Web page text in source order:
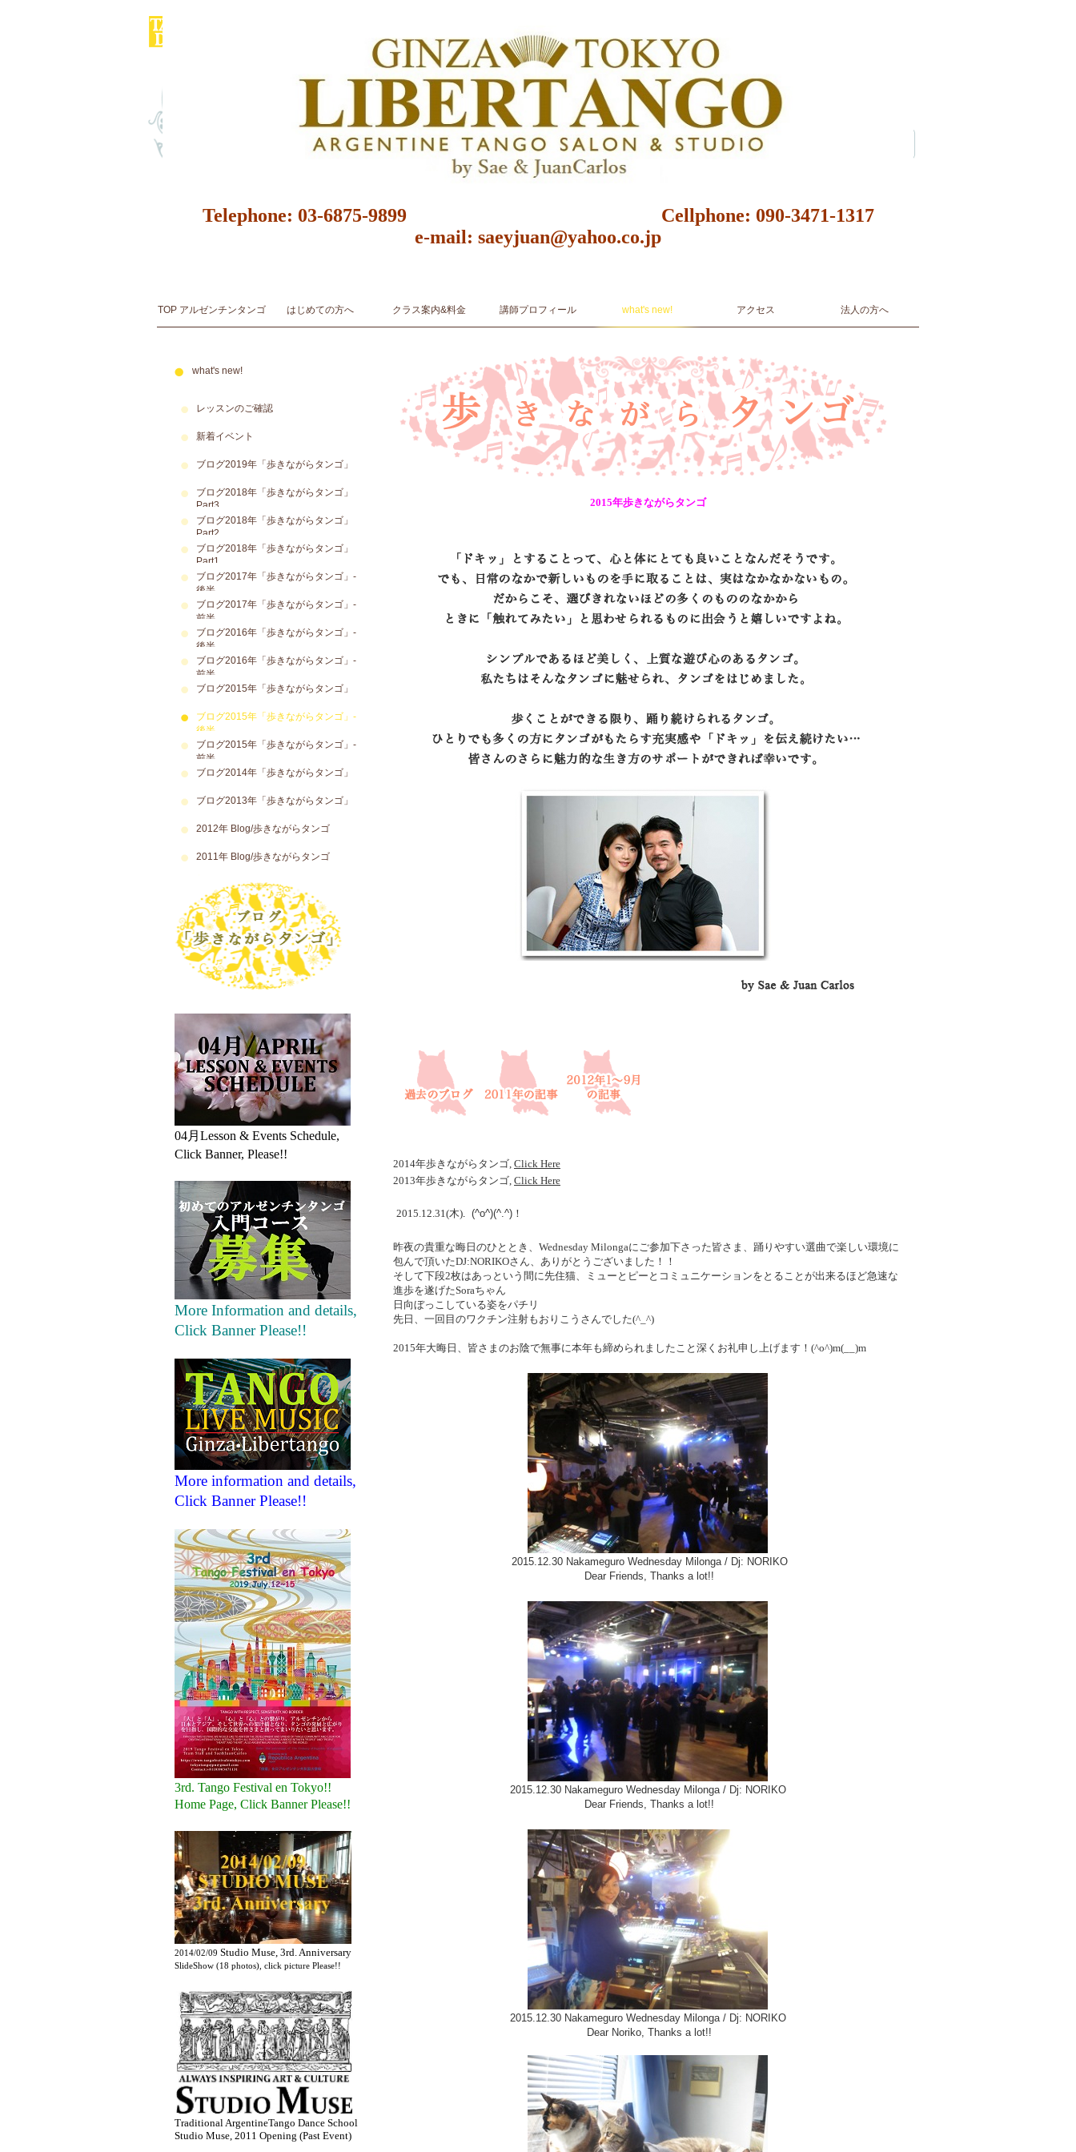
Telephone: 03-6875-9899 Cellphone: 090-3471-1317
e-mail: saeyjuan@yahoo.co.jp
TOP アルゼンチンタンゴ はじめての方へ クラス案内&料金 講師プロフィール what's new! アクセス 法人の方へ
2015年歩きながらタンゴ
2014年歩きながらタンゴ, Click Here
2013年歩きながらタンゴ, Click Here
2015.12.31(木). (^o^)(^.^)！
昨夜の貴重な晦日のひととき、Wednesday Milongaにご参加下さった皆さま、踊りやすい選曲で楽しい環境に
包んで頂いたDJ:NORIKOさん、ありがとうございました！！
そして下段2枚はあっという間に先住猫、ミューとピーとコミュニケーションをとることが出来るほど急速な
進歩を遂げたSoraちゃん
日向ぼっこしている姿をパチリ
先日、一回目のワクチン注射もおりこうさんでした(^_^)
2015年大晦日、皆さまのお陰で無事に本年も締められましたこと深くお礼申し上げます！(^o^)m(__)m
2015.12.30 Nakameguro Wednesday Milonga / Dj: NORIKO
Dear Friends, Thanks a lot!!
2015.12.30 Nakameguro Wednesday Milonga / Dj: NORIKO
Dear Friends, Thanks a lot!!
2015.12.30 Nakameguro Wednesday Milonga / Dj: NORIKO
Dear Noriko, Thanks a lot!!
what's new!
レッスンのご確認
新着イベント
ブログ2019年「歩きながらタンゴ」
ブログ2018年「歩きながらタンゴ」
Part3
ブログ2018年「歩きながらタンゴ」
Part2
ブログ2018年「歩きながらタンゴ」
Part1
ブログ2017年「歩きながらタンゴ」-
後半
ブログ2017年「歩きながらタンゴ」-
前半
ブログ2016年「歩きながらタンゴ」-
後半
ブログ2016年「歩きながらタンゴ」-
前半
ブログ2015年「歩きながらタンゴ」
ブログ2015年「歩きながらタンゴ」-
後半
ブログ2015年「歩きながらタンゴ」-
前半
ブログ2014年「歩きながらタンゴ」
ブログ2013年「歩きながらタンゴ」
2012年 Blog/歩きながらタンゴ
2011年 Blog/歩きながらタンゴ
04月Lesson & Events Schedule,
Click Banner, Please!!
More Information and details,
Click Banner Please!!
More information and details,
Click Banner Please!!
3rd. Tango Festival en Tokyo!!
Home Page, Click Banner Please!!
2014/02/09 Studio Muse, 3rd. Anniversary
SlideShow (18 photos), click picture Please!!
Traditional ArgentineTango Dance School
Studio Muse, 2011 Opening (Past Event)